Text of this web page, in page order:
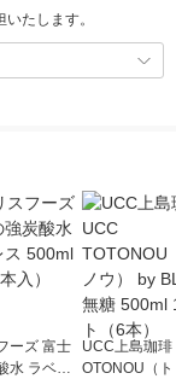
たします。
ーズ 富士
水 ラベル
UCC上島珈琲
OTONOU（